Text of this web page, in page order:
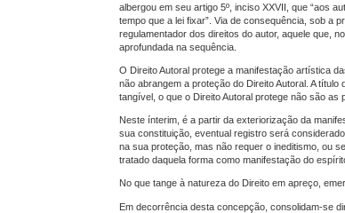
albergou em seu artigo 5º, inciso XXVII, que “aos
tempo que a lei fixar”. Via de consequência, sob a
regulamentador dos direitos do autor, aquele que,
aprofundada na sequência.
O Direito Autoral protege a manifestação artística
não abrangem a proteção do Direito Autoral. A
tangível, o que o Direito Autoral protege não são as
Neste ínterim, é a partir da exteriorização da
sua constituição, eventual registro será
na sua proteção, mas não requer o ineditismo, ou
tratado daquela forma como manifestação do
No que tange à natureza do Direito em apreço,
Em decorrência desta concepção, consolidam-se